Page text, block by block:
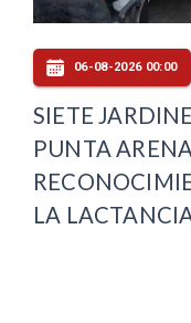
06-08-2026 00:00
SIETE
PUNTA
LA